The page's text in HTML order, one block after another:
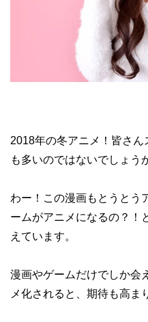
2018年の冬アニメ！皆さ
も多いのではないでしょう
わー！この漫画もとうとう
ームがアニメになるの？！
えています。
漫画やゲームだけでしか会
メ化されると、期待も高ま